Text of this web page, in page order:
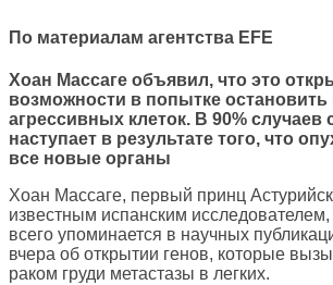
По материалам агентства EFE
Хоан Массаге объявил, что это
возможности в попытке остановить
агрессивных клеток. В 90% случаев
наступает в результате того, что
все новые органы
Хоан Массаге, первый принц
известным испанским
всего упоминается в научных
вчера об открытии генов, которые
раком груди метастазы в легких.